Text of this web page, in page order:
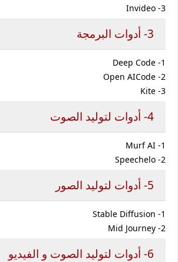
Invideo -3
3- أدوات البرمجة
Deep Code -1
Open AICode -2
Kite -3
4- أدوات لتوليد الصوت
Murf AI -1
Speechelo -2
5- أدوات لتوليد الصور
Stable Diffusion -1
Mid Journey -2
6- أدوات لتوليد الصوت و الفيديو